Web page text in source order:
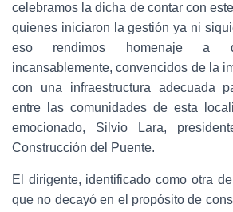
celebramos la dicha de contar con
quienes iniciaron la gestión ya ni
eso rendimos homenaje a
incansablemente, convencidos de la
con una infraestructura adecuada
entre las comunidades de esta
emocionado, Silvio Lara,
Construcción del Puente.
El dirigente, identificado como otra
que no decayó en el propósito de